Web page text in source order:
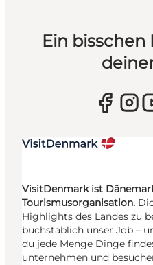
Ein
VisitDenmark ist
Tourismusorganisation.
Highlights des Landes zu
buchstäblich unser Job –
du jede Menge Dinge
unternehmen und